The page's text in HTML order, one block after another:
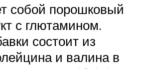
собой порошковый
с глютамином.
состоит из
и валина в